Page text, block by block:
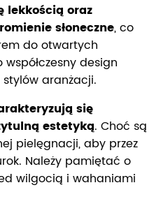
lekkością oraz
słoneczne, co
do otwartych
design
aranżacji.
się
estetyką. Choć są
pielęgnacji, aby przez
Należy pamiętać o
wilgocią i wahaniami